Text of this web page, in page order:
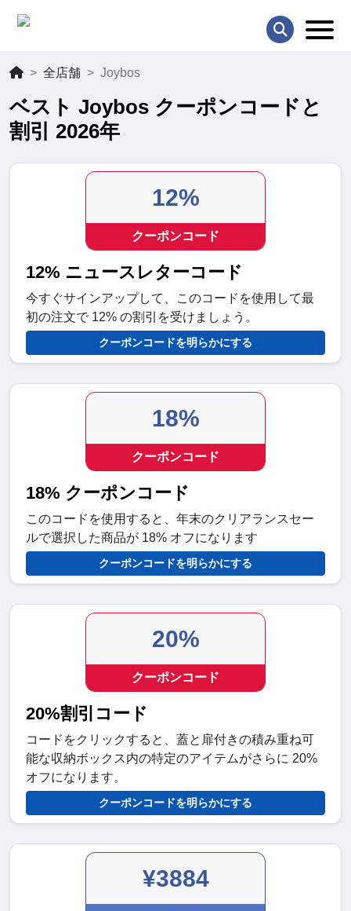
全店舗 Joybos
ベスト Joybos クーポンコードと
割引 2026年
12%
クーポンコード
12% ニュースレターコード
今すぐサインアップして、このコードを使用して最
初の注文で 12% の割引を受けましょう。
クーポンコードを明らかにする
18%
クーポンコード
18% クーポンコード
このコードを使用すると、年末のクリアランスセー
ルで選択した商品が 18% オフになります
クーポンコードを明らかにする
20%
クーポンコード
20%割引コード
コードをクリックすると、蓋と扉付きの積み重ね可
能な収納ボックス内の特定のアイテムがさらに 20%
オフになります。
クーポンコードを明らかにする
¥3884